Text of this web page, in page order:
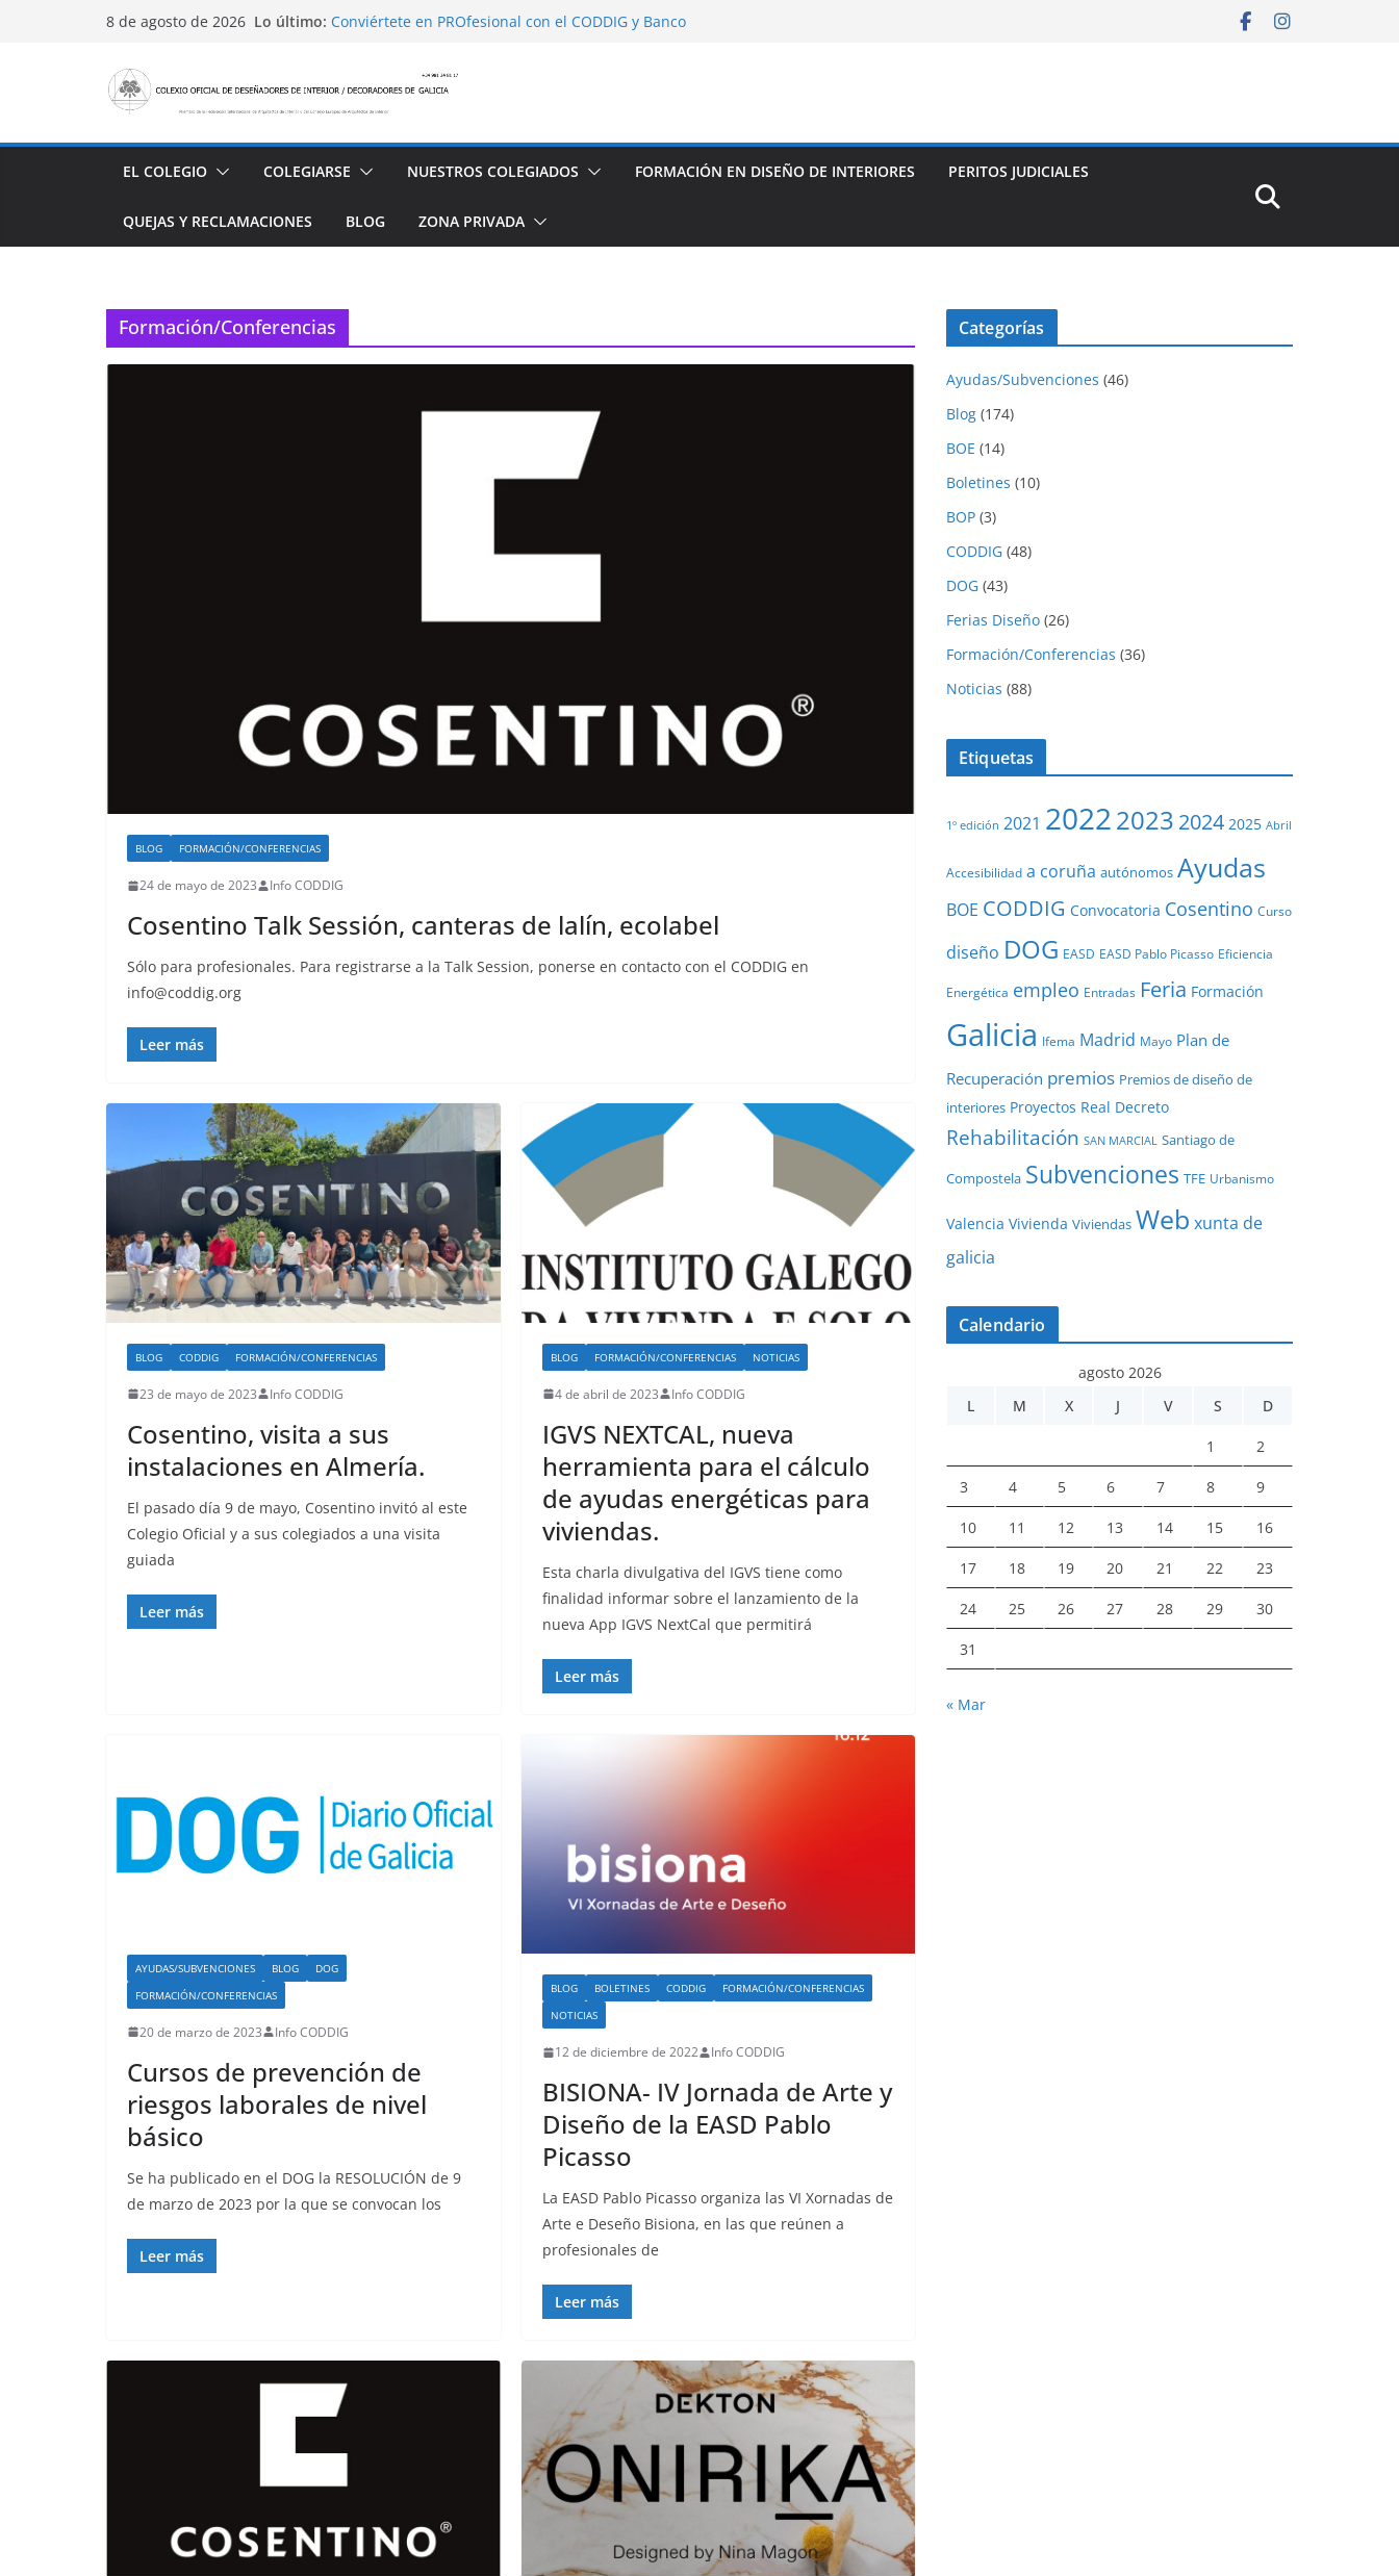
8 de agosto de 2026 Lo último: Conviértete en PROfesional con el CODDIG y Banco
alojamiento y restauración
San Marcial 2025
EL COLEGIO
COLEGIARSE NUESTROS COLEGIADOS FORMACIÓN EN DISEÑO DE INTERIORES PERITOS JUDICIALES
QUEJAS Y RECLAMACIONES BLOG ZONA PRIVADA
Formación/Conferencias
BLOG FORMACIÓN/CONFERENCIAS
24 de mayo de 2023 Info CODDIG
Cosentino Talk Sessión, canteras de lalín, ecolabel
Sólo para profesionales. Para registrarse a la Talk Session, ponerse en contacto con el CODDIG en
info@coddig.org
Leer más
BLOG CODDIG FORMACIÓN/CONFERENCIAS
23 de mayo de 2023 Info CODDIG
Cosentino, visita a sus
instalaciones en Almería.
El pasado día 9 de mayo, Cosentino invitó al este
Colegio Oficial y a sus colegiados a una visita
guiada
Leer más
BLOG FORMACIÓN/CONFERENCIAS NOTICIAS
4 de abril de 2023 Info CODDIG
IGVS NEXTCAL, nueva
herramienta para el cálculo
de ayudas energéticas para
viviendas.
Esta charla divulgativa del IGVS tiene como
finalidad informar sobre el lanzamiento de la
nueva App IGVS NextCal que permitirá
Leer más
AYUDAS/SUBVENCIONES BLOG
DOG
FORMACIÓN/CONFERENCIAS
20 de marzo de 2023 Info CODDIG
Cursos de prevención de
riesgos laborales de nivel
básico
Se ha publicado en el DOG la RESOLUCIÓN de 9
de marzo de 2023 por la que se convocan los
Leer más
BLOG BOLETINES CODDIG
FORMACIÓN/CONFERENCIAS
NOTICIAS
12 de diciembre de 2022 Info CODDIG
BISIONA- IV Jornada de Arte y
Diseño de la EASD Pablo
Picasso
La EASD Pablo Picasso organiza las VI Xornadas de
Arte e Deseño Bisiona, en las que reúnen a
profesionales de
Leer más
Categorías
Ayudas/Subvenciones (46)
Blog (174)
BOE (14)
Boletines (10)
BOP (3)
CODDIG (48)
DOG (43)
Ferias Diseño (26)
Formación/Conferencias (36)
Noticias (88)
Etiquetas
1º edición 2021 20222023 2024 2025 Abril
Accesibilidad a coruña autónomos Ayudas
BOE CODDIG Convocatoria Cosentino Curso
diseño DOG EASD EASD Pablo Picasso Eficiencia
Energética empleo Entradas Feria Formación
Galicia Ifema Madrid Mayo Plan de
Recuperación premios Premios de diseño de
interiores Proyectos Real Decreto
Rehabilitación SAN MARCIAL Santiago de
Compostela Subvenciones TFE Urbanismo
Valencia Vivienda Viviendas Web xunta de
galicia
Calendario
agosto 2026
L
M X J V S D
1 2
3 4 5 6 7 8 9
10 11 12 13 14 15 16
17 18 19 20 21 22 23
24 25 26 27 28 29 30
31
« Mar